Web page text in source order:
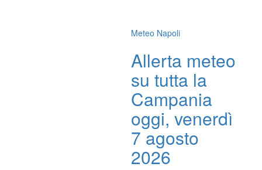
Meteo Napoli
Allerta meteo
su tutta la
Campania
oggi, venerdì
7 agosto
2026